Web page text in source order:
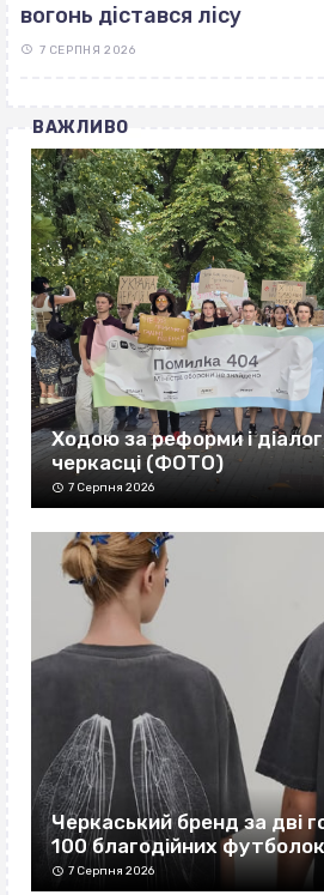
вогонь дістався лісу
7 СЕРПНЯ 2026
ВАЖЛИВО
Ходою за реформи і
черкасці (ФОТО)
7 Серпня 2026
Черкаський бренд за дві
100 благодійних футболок
7 Серпня 2026